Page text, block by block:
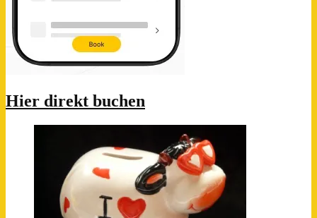
Hier direkt buchen